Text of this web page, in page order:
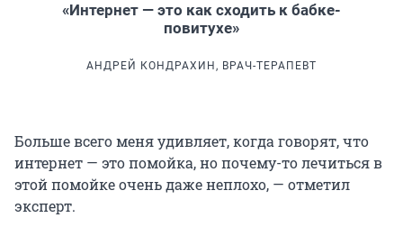
«Интернет — это как сходить к бабке-
повитухе»
АНДРЕЙ КОНДРАХИН, ВРАЧ-ТЕРАПЕВТ
Больше всего меня удивляет, когда говорят, что
интернет — это помойка, но почему-то лечиться в
этой помойке очень даже неплохо, — отметил
эксперт.